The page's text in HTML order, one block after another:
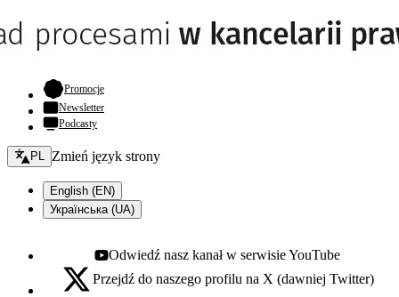
Promocje- otwiera się w nowej karcie
Newsletter
Podcasty
Zmień język - bieżący:
PL Zmień język strony
English (EN)
Українська (UA)
Youtube - otwiera się w nowej karcie
Odwiedź nasz kanał w serwisie YouTube
X - otwiera się w nowej karcie
Przejdź do naszego profilu na X (dawniej Twitter)